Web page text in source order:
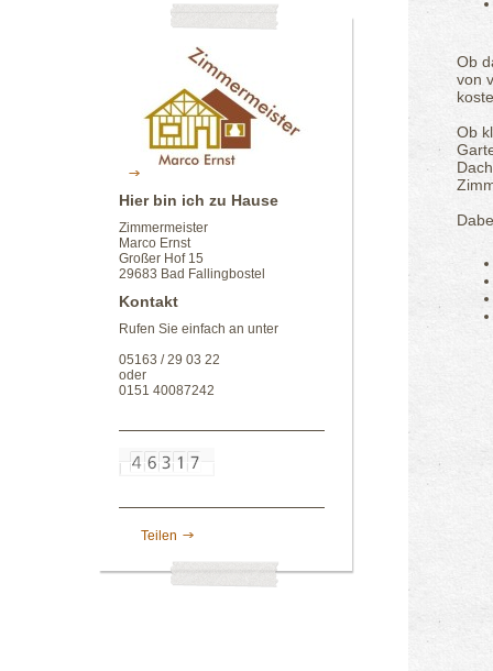
Hier bin ich zu Hause
Zimmermeister
Marco Ernst
Großer Hof 15
29683 Bad Fallingbostel
Kontakt
Rufen Sie einfach an unter
05163 / 29 03 22
oder
0151 40087242
Teilen
Ob
von
Ob